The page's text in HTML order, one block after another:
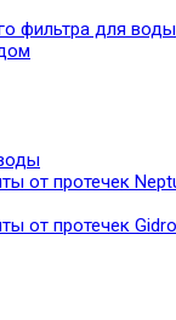
фильтра для воды
от протечек
от протечек